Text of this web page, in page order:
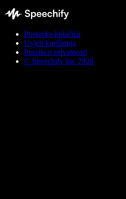
Postavke kolačića
Uvjeti korištenja
Pravila o privatnosti
© Speechify Inc 2026